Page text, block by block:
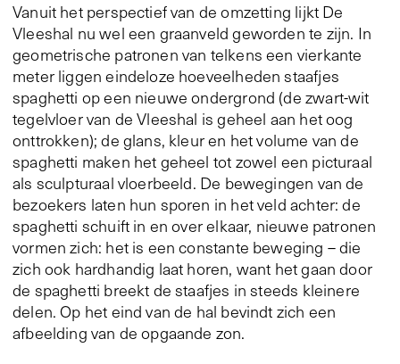
Vanuit het perspectief van de omzetting lijkt De
Vleeshal nu wel een graanveld geworden te zijn. In
geometrische patronen van telkens een vierkante
meter liggen eindeloze hoeveelheden staafjes
spaghetti op een nieuwe ondergrond (de zwart-wit
tegelvloer van de Vleeshal is geheel aan het oog
onttrokken); de glans, kleur en het volume van de
spaghetti maken het geheel tot zowel een picturaal
als sculpturaal vloerbeeld. De bewegingen van de
bezoekers laten hun sporen in het veld achter: de
spaghetti schuift in en over elkaar, nieuwe patronen
vormen zich: het is een constante beweging – die
zich ook hardhandig laat horen, want het gaan door
de spaghetti breekt de staafjes in steeds kleinere
delen. Op het eind van de hal bevindt zich een
afbeelding van de opgaande zon.